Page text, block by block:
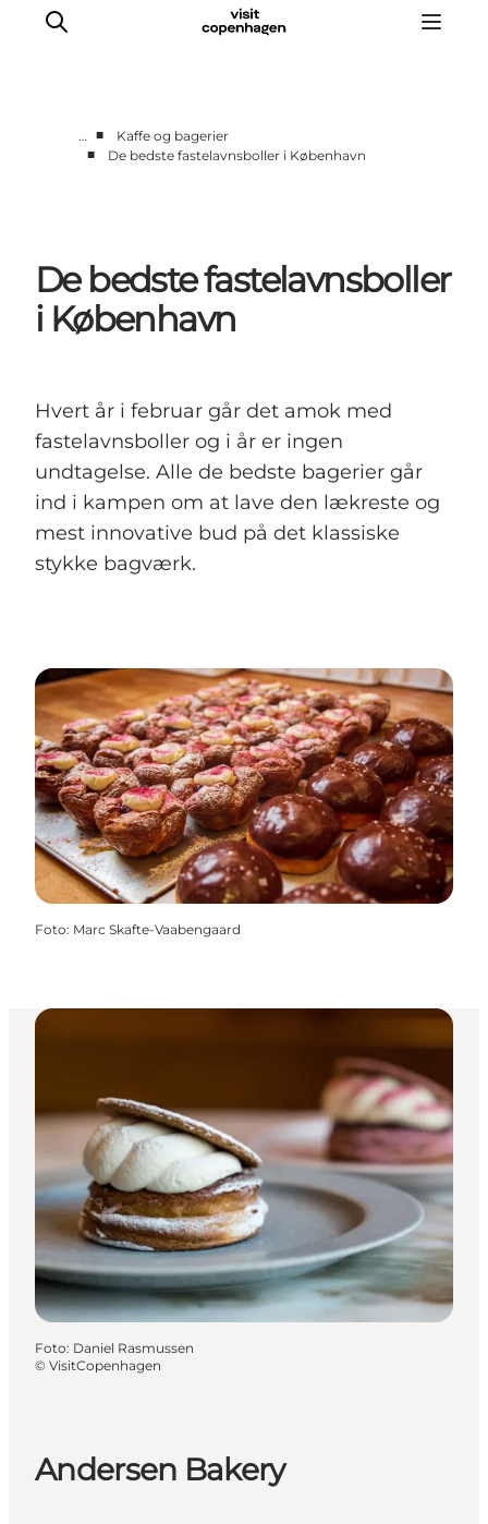
Områder
Planlæg din tur
CopenPay
… ■
Kaffe og bagerier
■
De bedste fastelavnsboller i København
De bedste fastelavnsboller
i København
Hvert år i februar går det amok med
fastelavnsboller og i år er ingen
undtagelse. Alle de bedste bagerier går
ind i kampen om at lave den lækreste og
mest innovative bud på det klassiske
stykke bagværk.
Foto: Marc Skafte-Vaabengaard
Foto: Daniel Rasmussen
© VisitCopenhagen
Andersen Bakery